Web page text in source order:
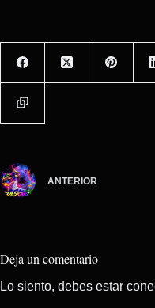
ANTERIOR
Deja un comentario
Lo siento, debes estar